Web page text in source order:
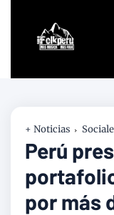
+ Noticias
Perú
por más